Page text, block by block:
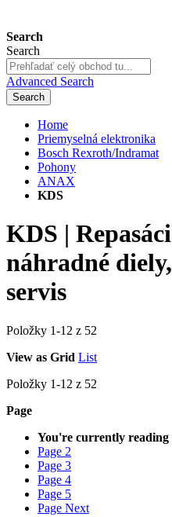
Search
Search
Advanced Search
Search
Home
Priemyselná elektronika
Bosch Rexroth/Indramat
Pohony
ANAX
KDS
KDS |
náhradné
servis
Položky 1-12 z 52
View as Grid List
Položky 1-12 z 52
Page
You're currently reading
Page 2
Page 3
Page 4
Page 5
Page Next